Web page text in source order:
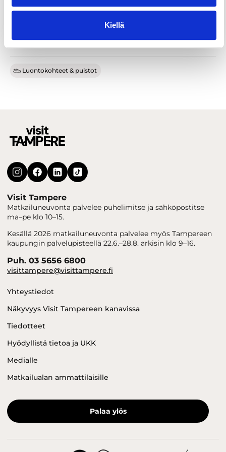
Kiellä
Luontokohteet & puistot
Visit Tampere
Matkailuneuvonta palvelee puhelimitse ja sähköpostitse
ma–pe klo 10–15.
Kesällä 2026 matkailuneuvonta palvelee myös Tampereen
kaupungin palvelupisteellä 22.6.–28.8. arkisin klo 9–16.
Puh. 03 5656 6800
visittampere@visittampere.fi
Yhteystiedot
Näkyvyys Visit Tampereen kanavissa
Tiedotteet
Hyödyllistä tietoa ja UKK
Medialle
Matkailualan ammattilaisille
Palaa ylös